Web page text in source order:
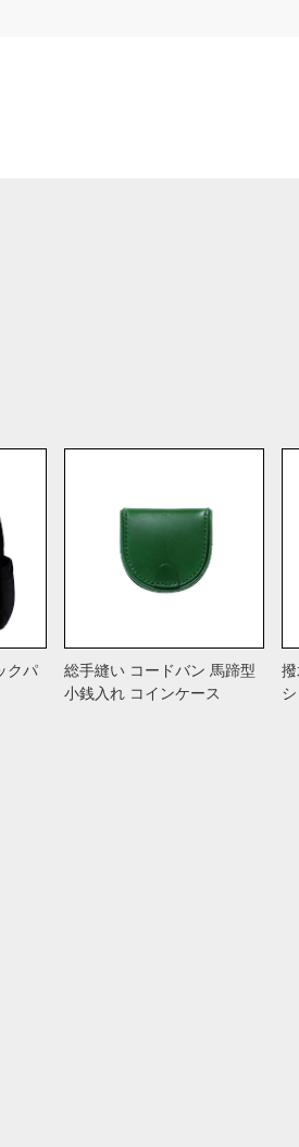
クパ
総手縫い コードバン 馬蹄型
小銭入れ コインケース